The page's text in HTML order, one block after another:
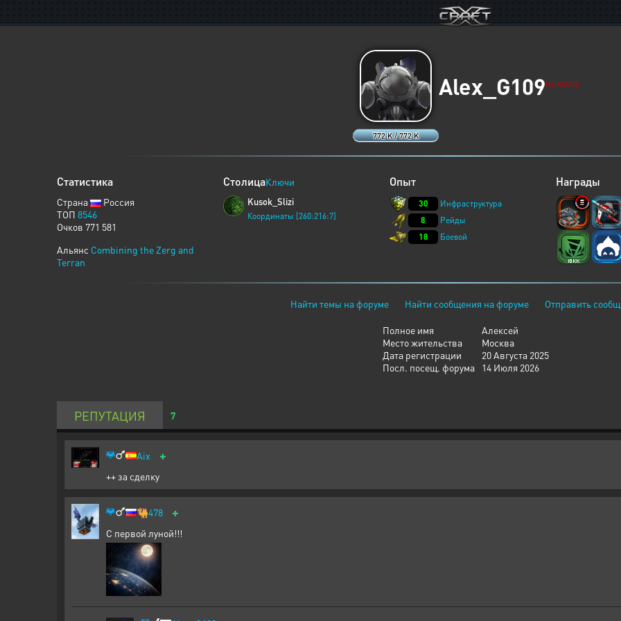
772 K / 772 K
Alex_G109HUMANS
Статистика
Страна
Россия
ТОП 8546
Очков 771 581
Альянс Combining the Zerg and
Terran
СтолицаКлючи
Kusok_Slizi
Координаты [260:216:7]
Опыт
30
Инфраструктура
8
Рейды
18
Боевой
Награды
Найти темы на форуме Найти сообщения на форуме Отправить
Полное имя
Алексей
Место жительства
Москва
Дата регистрации
20 Августа 2025
Посл. посещ. форума
14 Июля 2026
РЕПУТАЦИЯ 7
Aix +
++ за сделку
🐫478 +
С первой луной!!!